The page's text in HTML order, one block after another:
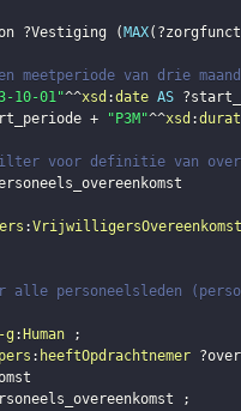
?Vestiging ( MAX(
meetperiode van drie
10-01"^^xsd :date AS
+ "P3M"^^xsd :
voor definitie van
:VrijwilligersOvereenkomst
alle personeelsleden
g : Human
;
: heeftOpdrachtnemer
;